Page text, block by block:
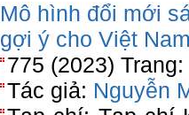
Mô hình đổi mới
gợi ý cho Việt
775 (2023)
Tác giả: Nguyễn